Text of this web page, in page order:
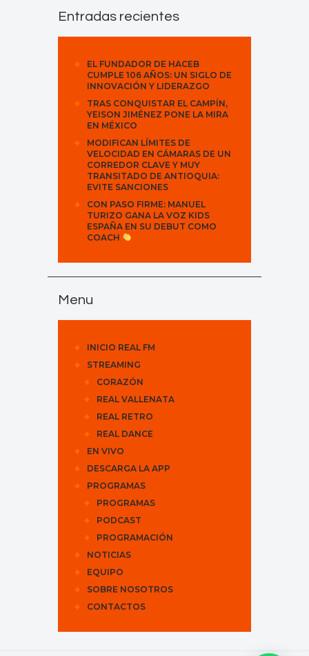
Entradas recientes
EL FUNDADOR DE HACEB
CUMPLE 106 AÑOS: UN SIGLO DE
INNOVACIÓN Y LIDERAZGO
TRAS CONQUISTAR EL CAMPÍN,
YEISON JIMÉNEZ PONE LA MIRA
EN MÉXICO
MODIFICAN LÍMITES DE
VELOCIDAD EN CÁMARAS DE UN
CORREDOR CLAVE Y MUY
TRANSITADO DE ANTIOQUIA:
EVITE SANCIONES
CON PASO FIRME: MANUEL
TURIZO GANA LA VOZ KIDS
ESPAÑA EN SU DEBUT COMO
COACH
Menu
INICIO REAL FM
STREAMING
CORAZÓN
REAL VALLENATA
REAL RETRO
REAL DANCE
EN VIVO
DESCARGA LA APP
PROGRAMAS
PROGRAMAS
PODCAST
PROGRAMACIÓN
NOTICIAS
EQUIPO
SOBRE NOSOTROS
CONTACTOS